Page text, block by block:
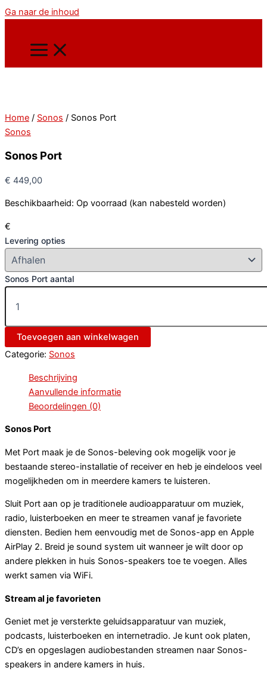
Ga naar de inhoud
Home / Sonos / Sonos Port
Sonos
Sonos Port
€ 449,00
Beschikbaarheid: Op voorraad (kan nabesteld worden)
€
Levering opties
Sonos Port aantal
Toevoegen aan winkelwagen
Categorie: Sonos
Beschrijving
Aanvullende informatie
Beoordelingen (0)
Sonos Port
Met Port maak je de Sonos-beleving ook mogelijk voor je
bestaande stereo-installatie of receiver en heb je eindeloos veel
mogelijkheden om in meerdere kamers te luisteren.
Sluit Port aan op je traditionele audioapparatuur om muziek,
radio, luisterboeken en meer te streamen vanaf je favoriete
diensten. Bedien hem eenvoudig met de Sonos-app en Apple
AirPlay 2. Breid je sound system uit wanneer je wilt door op
andere plekken in huis Sonos-speakers toe te voegen. Alles
werkt samen via WiFi.
Stream al je favorieten
Geniet met je versterkte geluidsapparatuur van muziek,
podcasts, luisterboeken en internetradio. Je kunt ook platen,
CD’s en opgeslagen audiobestanden streamen naar Sonos-
speakers in andere kamers in huis.